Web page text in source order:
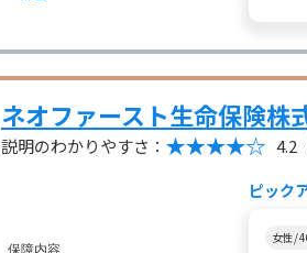
ネオファースト生命保険株
説明のわかりやすさ： 4.2
ピック
女性 /